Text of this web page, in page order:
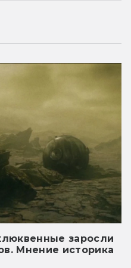
заросли
Мнение историка